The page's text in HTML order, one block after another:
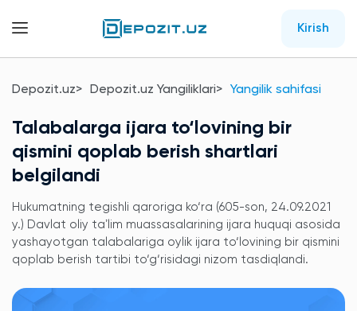
Kirish
Depozit.uz Depozit.uz Yangiliklari Yangilik sahifasi
Talabalarga ijara to‘lovining bir
qismini qoplab berish shartlari
belgilandi
Hukumatning tegishli qaroriga ko‘ra (605-son, 24.09.2021
y.) Davlat oliy taʼlim muassasalarining ijara huquqi asosida
yashayotgan talabalariga oylik ijara to‘lovining bir qismini
qoplab berish tartibi to‘g‘risidagi nizom tasdiqlandi.